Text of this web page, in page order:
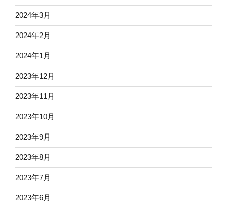
2024年3月
2024年2月
2024年1月
2023年12月
2023年11月
2023年10月
2023年9月
2023年8月
2023年7月
2023年6月